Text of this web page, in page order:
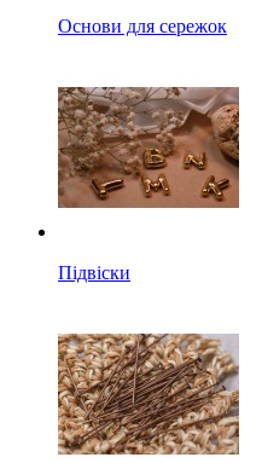
Основи для сережок
Підвіски